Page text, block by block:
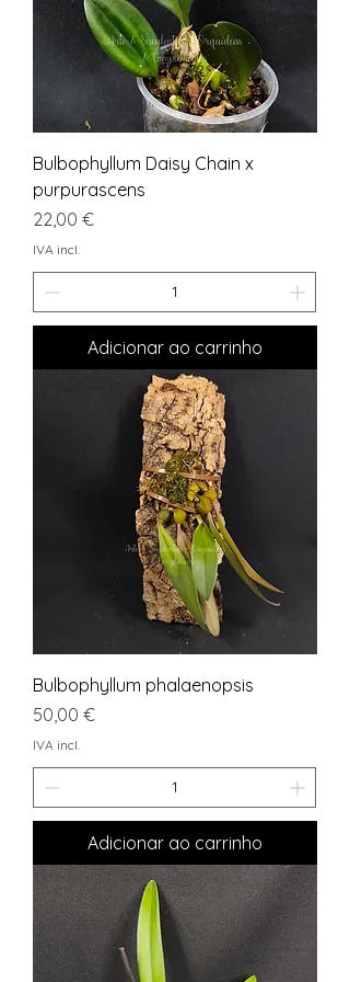
Bulbophyllum Daisy Chain x
purpurascens
Preço
22,00 €
IVA incl.
Adicionar ao carrinho
Bulbophyllum phalaenopsis
Preço
50,00 €
IVA incl.
Adicionar ao carrinho